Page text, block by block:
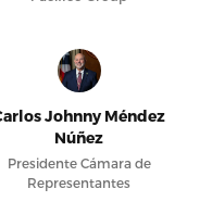
Johnny Méndez
Núñez
Presidente Cámara de
Representantes